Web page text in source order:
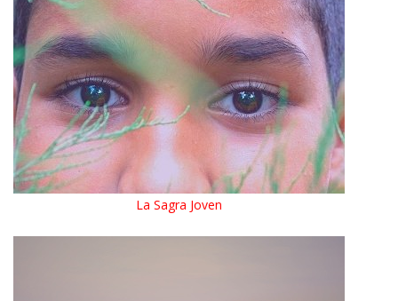
La Sagra Joven